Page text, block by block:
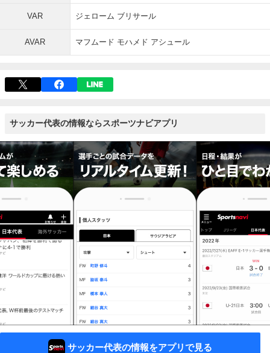
VAR ジェローム ブリサール
AVAR マフムード モハメド アシュール
サッカー代表の情報ならスポーツナビアプリ
サッカー代表の情報をアプリで見る